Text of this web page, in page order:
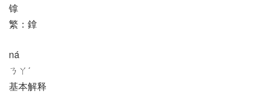
镎
繁：鎿
ná
ㄋㄚˊ
基本解释